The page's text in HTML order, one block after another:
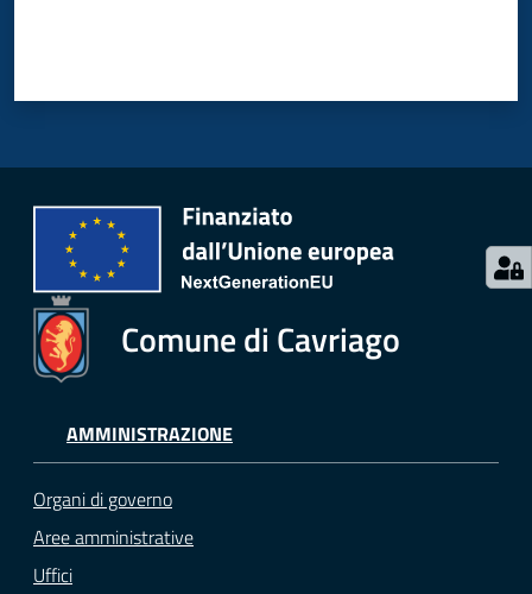
Comune di Cavriago
AMMINISTRAZIONE
Organi di governo
Aree amministrative
Uffici